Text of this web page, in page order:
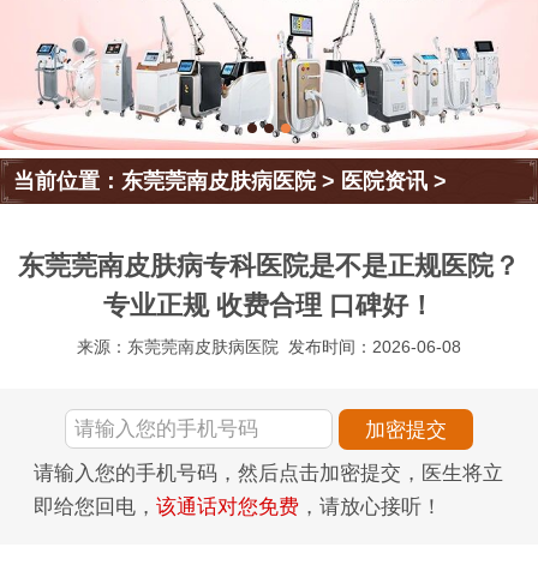
当前位置：东莞莞南皮肤病医院> 医院资讯 >
东莞莞南皮肤病专科医院是不是正规医院？
专业正规 收费合理 口碑好！
来源：东莞莞南皮肤病医院 发布时间：2026-06-08
请输入您的手机号码，然后点击加密提交，医生将立
即给您回电， 该通话对您免费 ，请放心接听！